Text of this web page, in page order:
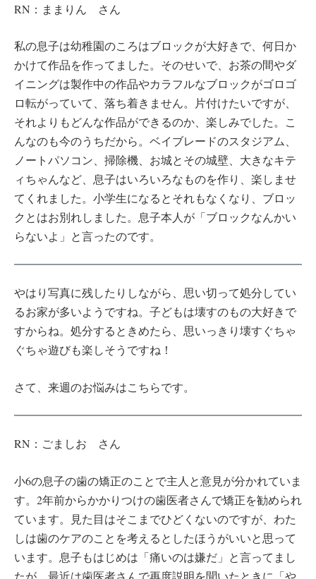
RN：ままりん さん
私の息子は幼稚園のころはブロックが大好きで、何日か
かけて作品を作ってました。そのせいで、お茶の間やダ
イニングは製作中の作品やカラフルなブロックがゴロゴ
ロ転がっていて、落ち着きません。片付けたいですが、
それよりもどんな作品ができるのか、楽しみでした。こ
んなのも今のうちだから。ベイブレードのスタジアム、
ノートパソコン、掃除機、お城とその城壁、大きなキテ
ィちゃんなど、息子はいろいろなものを作り、楽しませ
てくれました。小学生になるとそれもなくなり、ブロッ
クとはお別れしました。息子本人が「ブロックなんかい
らないよ」と言ったのです。
やはり写真に残したりしながら、思い切って処分してい
るお家が多いようですね。子どもは壊すのもの大好きで
すからね。処分するときめたら、思いっきり壊すぐちゃ
ぐちゃ遊びも楽しそうですね！
さて、来週のお悩みはこちらです。
RN：ごましお さん
小6の息子の歯の矯正のことで主人と意見が分かれていま
す。2年前からかかりつけの歯医者さんで矯正を勧められ
ています。見た目はそこまでひどくないのですが、わた
しは歯のケアのことを考えるとしたほうがいいと思って
います。息子もはじめは「痛いのは嫌だ」と言ってまし
たが、最近は歯医者さんで再度説明を聞いたときに「や